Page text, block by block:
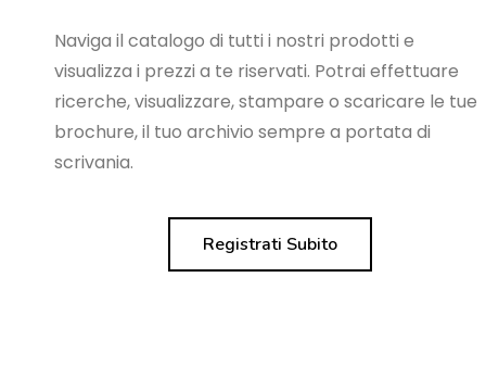
Naviga il catalogo di tutti i nostri prodotti e
visualizza i prezzi a te riservati. Potrai effettuare
ricerche, visualizzare, stampare o scaricare le tue
brochure, il tuo archivio sempre a portata di
scrivania.
Registrati Subito